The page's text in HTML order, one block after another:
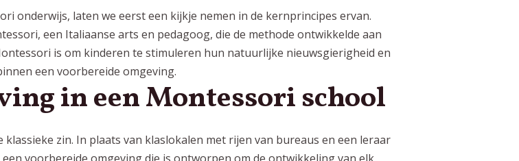
onderwijs, laten we eerst een kijkje nemen in de kernprincipes ervan.
een Italiaanse arts en pedagoog, die de methode ontwikkelde aan
is om kinderen te stimuleren hun natuurlijke nieuwsgierigheid en
een voorbereide omgeving.
in een Montessori school
zin. In plaats van klaslokalen met rijen van bureaus en een leraar